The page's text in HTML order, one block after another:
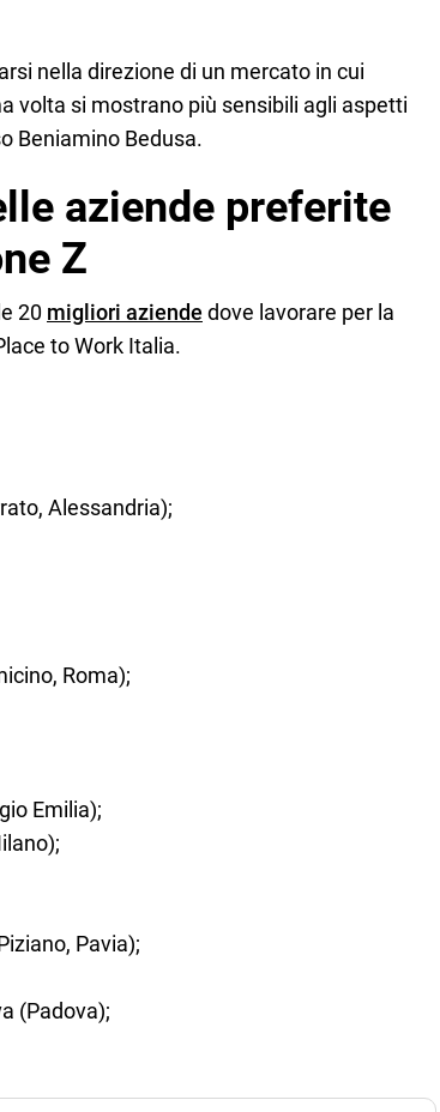
nella direzione di un mercato in cui
volta si mostrano più sensibili agli aspetti
Beniamino Bedusa.
aziende preferite
Z
20 migliori aziende dove lavorare per la
to Work Italia.
Alessandria);
Roma);
Emilia);
Pavia);
(Padova);